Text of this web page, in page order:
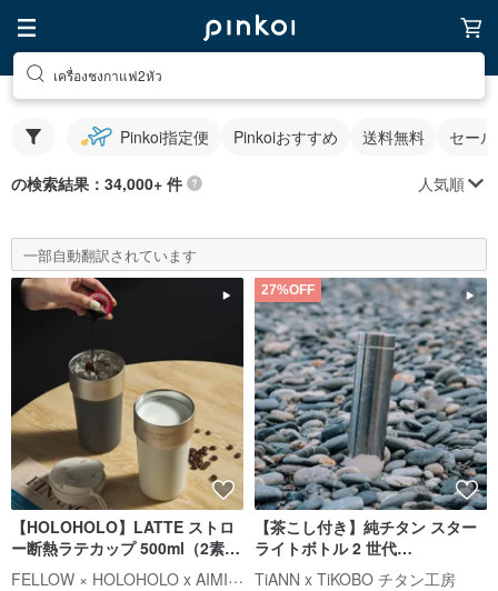
เครื่องชงกาแฟ2หัว
Pinkoi指定便 Pinkoiおすすめ 送料無料 セー
の検索結果：34,000+ 件 人気順
一部自動翻訳されています
【HOLOHOLO】LATTE ストロ
ー断熱ラテカップ 500ml（2素
材/3色）
FELLOW × HOLOHOLO x AIMIA (エイミア)
27%OFF
【茶こし付き】純チタン スター
ライトボトル 2 世代
250ml/400ml (保温ボトル)
TiANN x TiKOBO チタン工房